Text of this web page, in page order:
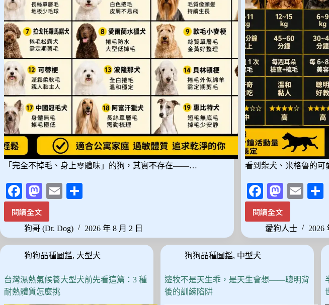
較
與
選
購
要
點!
精
選！
「完全不掉毛、身上零體味」的狗，其實不存在——…
Fa
ce
bo
ok
M
as
to
do
n
E
ail
閱讀全文
沒
有
狗
是
零
味
不
狗哥 (Dr. Dog) 2026 年 8 月 2 日
看到柴犬、米格魯的
Fa
ce
bo
ok
M
as
to
do
E
ail
閱讀全文
想
養
中
型
看
愛狗人士 2026
狗狗品種圖鑑, 大型犬
台灣濕熱氣候養大型犬前先看這篇：3 種
耐熱體質怎麼挑
狗狗品種圖鑑, 中型犬
邊牧不是天生乖，是天生會想——聰明背
後的訓練陷阱